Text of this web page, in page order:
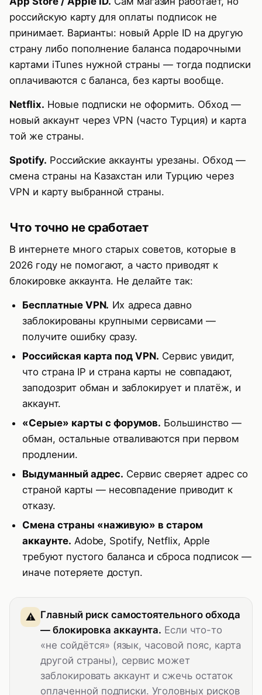
российскую карту для оплаты подписок не
принимает. Варианты: новый Apple ID на другую
страну либо пополнение баланса подарочными
картами iTunes нужной страны — тогда подписки
оплачиваются с баланса, без карты вообще.
Netflix. Новые подписки не оформить. Обход —
новый аккаунт через VPN (часто Турция) и карта
той же страны.
Spotify. Российские аккаунты урезаны. Обход —
смена страны на Казахстан или Турцию через
VPN и карту выбранной страны.
Что точно не сработает
В интернете много старых советов, которые в
2026 году не помогают, а часто приводят к
блокировке аккаунта. Не делайте так:
Бесплатные VPN. Их адреса давно
заблокированы крупными сервисами —
получите ошибку сразу.
Российская карта под VPN. Сервис увидит,
что страна IP и страна карты не совпадают,
заподозрит обман и заблокирует и платёж, и
аккаунт.
«Серые» карты с форумов. Большинство —
обман, остальные отваливаются при первом
продлении.
Выдуманный адрес. Сервис сверяет адрес со
страной карты — несовпадение приводит к
отказу.
Смена страны «наживую» в старом
аккаунте. Adobe, Spotify, Netflix, Apple
требуют пустого баланса и сброса подписок —
иначе потеряете доступ.
Главный риск самостоятельного обхода
— блокировка аккаунта. Если что-то
«не сойдётся» (язык, часовой пояс, карта
другой страны), сервис может
заблокировать аккаунт и сжечь остаток
оплаченной подписки. Уголовных рисков